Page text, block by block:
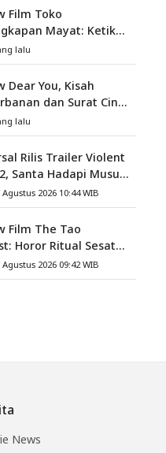
Film Toko
Mayat: Ketika
Keluarga Menjadi
Teror yang
lalu
Dear You, Kisah
dan Surat Cinta
Hati
lalu
Rilis Trailer Violent
Santa Hadapi Musuh
2026 10:44 WIB
Film The Tao
Horor Ritual Sesat
yang Penuh Misteri
Psikologis
2026 09:42 WIB
News